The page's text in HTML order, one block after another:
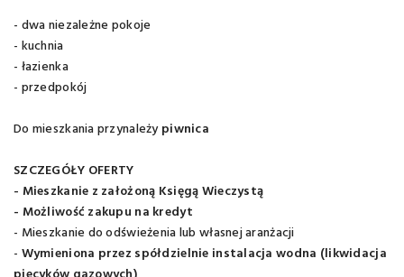
- dwa niezależne pokoje
- kuchnia
- łazienka
- przedpokój
Do mieszkania przynależypiwnica
SZCZEGÓŁY OFERTY
- Mieszkanie z założoną Księgą Wieczystą
- Możliwość zakupu na kredyt
- Mieszkanie do odświeżenia lub własnej aranżacji
- Wymieniona przez spółdzielnie instalacja wodna (likwidacja